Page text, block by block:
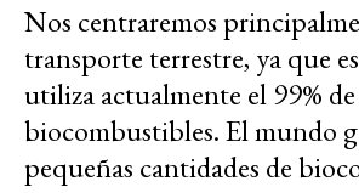
Nos centraremos
transporte terrestre, ya que
utiliza actualmente el 99%
biocombustibles. El mundo
pequeñas cantidades de